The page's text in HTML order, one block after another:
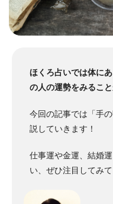
ほくろ占いでは体に
の人の運勢をみること
今回の記事では「手
説していきます！
仕事運や金運、結婚
い、ぜひ注目してみて